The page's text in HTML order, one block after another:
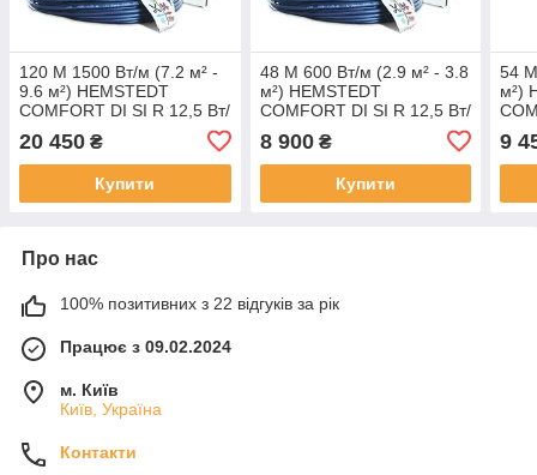
120 М 1500 Вт/м (7.2 м² -
9.6 м²) HEMSTEDT
COMFORT DI SI R 12,5 Вт/
м КАБЕЛЬ ДВОЖИЛЬНИЙ
20 450 ₴
Купити
48 М 600 Вт/м (2.9 м² - 3.8
м²) HEMSTEDT
COMFORT DI SI R 12,5 Вт/
м КАБЕЛЬ ДВОЖИЛЬНИЙ
8 900₴
Купити
54
м²)
9
Про нас
100% позитивних з 22 відгуків за рік
Працює з 09.02.2024
м. Київ
Київ, Україна
Контакти